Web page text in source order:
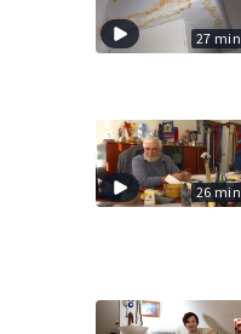
27 min
26 min